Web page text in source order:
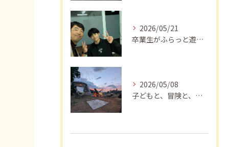
2026/05/21
卒業生がふらっと遊びに来てくれました
2026/05/08
子どもと、冒険と、学び